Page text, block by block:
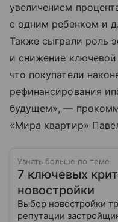
увеличением
с одним ребенком и
Также сыграли роль
и снижение
что покупатели
рефинансирования
будущем», —
«Мира квартир»
Узнать больше по теме
7 ключевых
новостройки
Выбор новостройки
репутации